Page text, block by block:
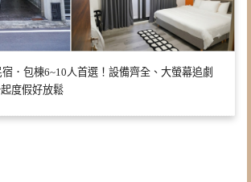
．包棟6~10人首選！設備齊全、大螢幕追劇
度假好放鬆